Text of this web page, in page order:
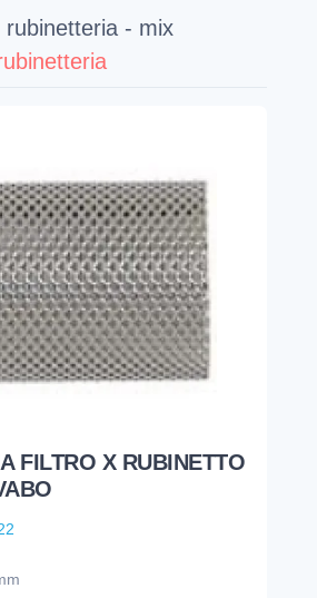
rubinetteria - mix
FILTRO X RUBINETTO